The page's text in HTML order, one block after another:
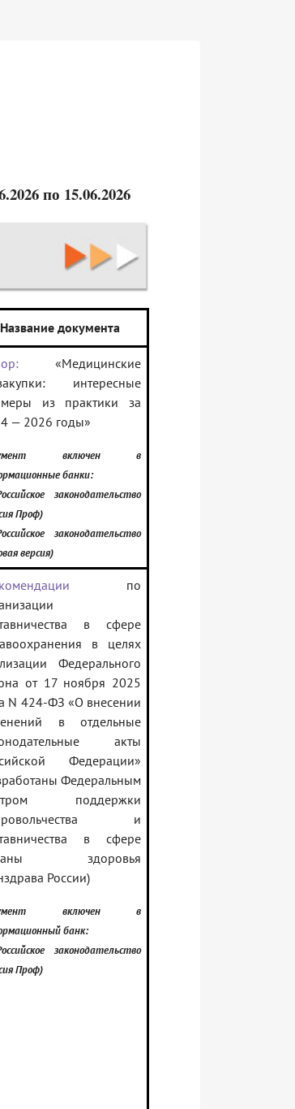
по 15.06.2026
Название документа
«Медицинские
интересные
из практики за
— 2026 годы»
включен в
банки:
законодательство
Проф)
законодательство
версия)
по
в сфере
в целях
Федерального
от 17 ноября 2025
N 424-ФЗ «О внесении
в отдельные
акты
Федерации»
Федеральным
поддержки
и
в сфере
здоровья
России)
включен в
банк:
законодательство
Проф)